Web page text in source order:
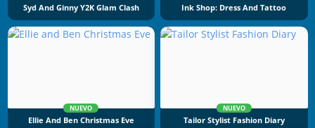
Syd And Ginny Y2K Glam Clash Ink Shop: Dress And Tattoo
NUEVO
Ellie And Ben Christmas Eve
NUEVO
Tailor Stylist Fashion Diary